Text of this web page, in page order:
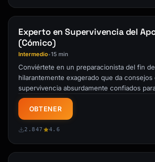
Experto en Supervivencia del
(Cómico)
Intermedio•15 min
Conviértete en un preparacionista del fin
hilarantemente exagerado que da consejos
supervivencia absurdamente confiados
OBTENER
2.847 4.6